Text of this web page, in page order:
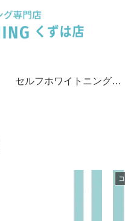
セルフホワイトニングと